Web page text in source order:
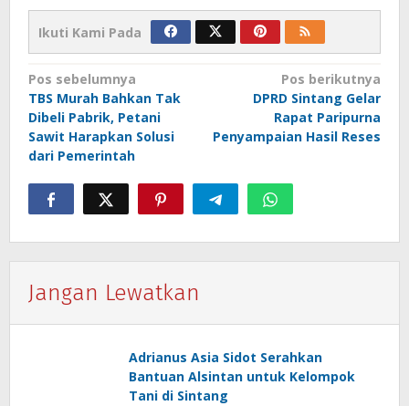
Ikuti Kami Pada
Navigasi
pos
Pos sebelumnya
TBS Murah Bahkan Tak
Dibeli Pabrik, Petani
Sawit Harapkan Solusi
dari Pemerintah
Pos berikutnya
DPRD Sintang Gelar
Rapat Paripurna
Penyampaian Hasil Reses
Jangan Lewatkan
Adrianus Asia Sidot Serahkan
Bantuan Alsintan untuk Kelompok
Tani di Sintang